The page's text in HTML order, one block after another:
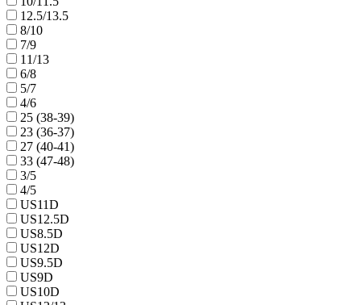
12.5/13.5
8/10
7/9
11/13
6/8
5/7
4/6
25 (38-39)
23 (36-37)
27 (40-41)
33 (47-48)
3/5
4/5
US11D
US12.5D
US8.5D
US12D
US9.5D
US9D
US10D